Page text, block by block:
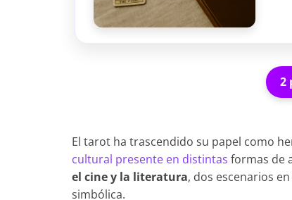
2
El tarot ha trascendido su papel como
cultural presente en distintas formas de
el cine y la literatura, dos escenarios
simbólica.